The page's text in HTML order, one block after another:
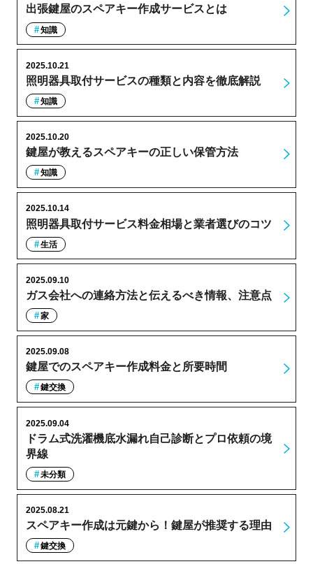
出張鍵屋のスペアキー作成サービスとは
知識
照明器具取付サービスの種類と内容を徹底解説
2025.10.21
知識
鍵屋が教えるスペアキーの正しい保管方法
2025.10.20
知識
照明器具取付サービス料金相場と業者選びのコツ
2025.10.14
生活
ガス会社への連絡方法と伝えるべき情報、注意点
2025.09.10
家
鍵屋でのスペアキー作成料金と所要時間
2025.09.08
鍵交換
ドラム式洗濯機底水漏れ自己診断とプロ依頼の境
界線
2025.09.04
未分類
スペアキー作成は元鍵から！鍵屋が推奨する理由
2025.08.21
鍵交換